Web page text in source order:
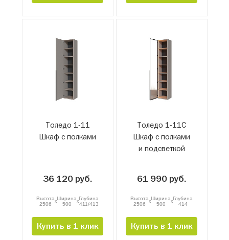
Толедо 1-11
Шкаф с полками
36 120 руб.
Высота
2506
xШирина
500
xГлубина
411/413
Купить в 1 клик
Толедо 1-11С
Шкаф с полками
и подсветкой
61 990 руб.
Высота
2506
xШирина
500
xГлубина
414
Купить в 1 клик